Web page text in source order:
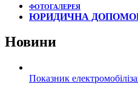
ФОТОГАЛЕРЕЯ
ЮРИДИЧНА
Новини
Показник